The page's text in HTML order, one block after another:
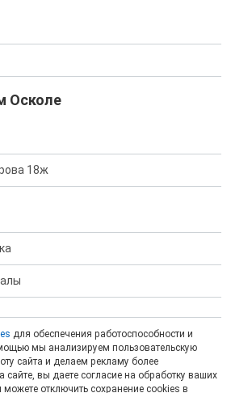
Осколе
18ж
для обеспечения работоспособности и
мы анализируем пользовательскую
сайта и делаем рекламу более
сайте, вы даете согласие на обработку ваших
отключить сохранение cookies в